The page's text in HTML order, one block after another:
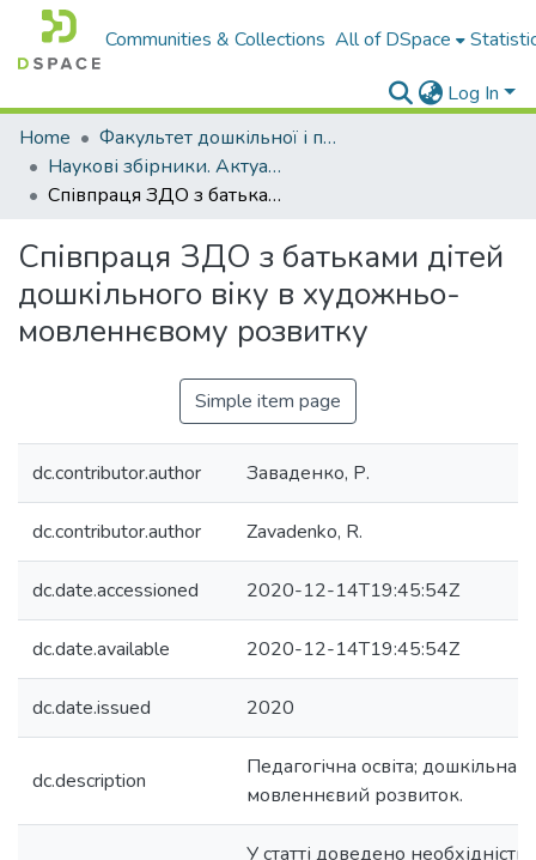
Communities & Collections All of DSpace
Log In
Home
Факультет дошкільної і початкової освіти
Наукові збірники. Актуальні проблеми дошкільної та початкової освіти в контексті європейських освітніх стратегій
Співпраця ЗДО з батьками дітей дошкільного віку в художньо-мовленнєвому розвитку
Співпраця ЗДО з батьками дітей
дошкільного віку в художньо-
мовленнєвому розвитку
Simple item page
dc.contributor.author Заваденко, Р.
dc.contributor.author Zavadenko, R.
dc.date.accessioned 2020-12-14T19:45:54Z
dc.date.available 2020-12-14T19:45:54Z
dc.date.issued 2020
dc.description
Педагогічна освіта; дошкільна
мовленнєвий розвиток.
У статті доведено необхідність